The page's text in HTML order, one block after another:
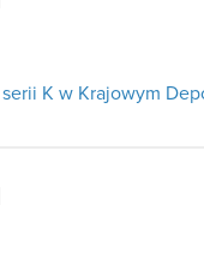
K w Krajowym